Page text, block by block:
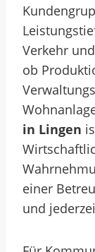
Verkehr
ob
in Lingen
einer
und